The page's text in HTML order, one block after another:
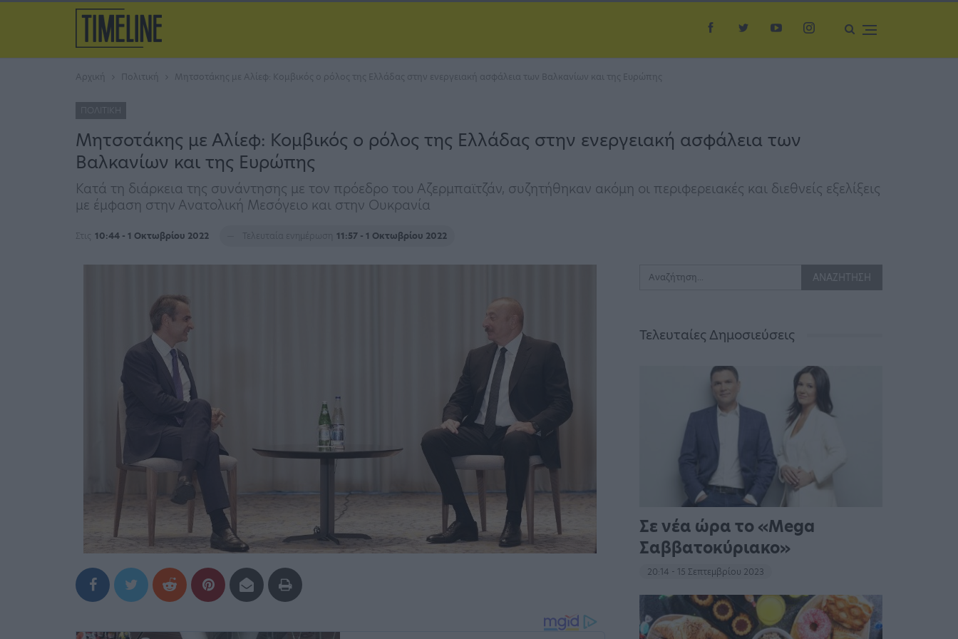
Αρχική Πολιτική Μητσοτάκης με Αλίεφ: Κομβικός ο ρόλος της Ελλάδας στην ενεργειακή ασφάλεια των Βαλκανίων και της Ευρώπης
ΠΟΛΙΤΙΚΉ
Μητσοτάκης με Αλίεφ: Κομβικός ο ρόλος της Ελλάδας στην ενεργειακή ασφάλεια των
Βαλκανίων και της Ευρώπης
Κατά τη διάρκεια της συνάντησης με τον πρόεδρο του Αζερμπαϊτζάν, συζητήθηκαν ακόμη οι περιφερειακές και διεθνείς εξελίξεις
με έμφαση στην Ανατολική Μεσόγειο και στην Ουκρανία
Στις 10:44 - 1 Οκτωβρίου 2022 Τελευταία ενημέρωση 11:57 - 1 Οκτωβρίου 2022
Τελευταίες Δημοσιεύσεις
Σε νέα ώρα το «Mega
Σαββατοκύριακο»
20:14 - 15 Σεπτεμβρίου 2023